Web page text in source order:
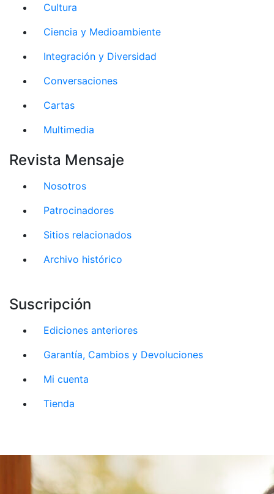
Cultura
Ciencia y Medioambiente
Integración y Diversidad
Conversaciones
Cartas
Multimedia
Revista Mensaje
Nosotros
Patrocinadores
Sitios relacionados
Archivo histórico
Suscripción
Ediciones anteriores
Garantía, Cambios y Devoluciones
Mi cuenta
Tienda